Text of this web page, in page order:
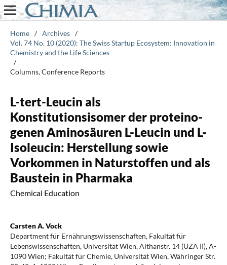
Home / Archives /
Vol. 74 No. 10 (2020): The Swiss Startup Ecosystem: Innovation in
Chemistry and the Life Sciences
/
Columns, Conference Reports
L-tert-Leucin als
Konstitutionsisomer der proteino-
genen Aminosäuren L-Leucin und L-
Isoleucin: Herstellung sowie
Vorkommen in Naturstoffen und als
Baustein in Pharmaka
Chemical Education
Carsten A. Vock
Department für Ernährungswissenschaften, Fakultät für
Lebenswissenschaften, Universität Wien, Althanstr. 14 (UZA II), A-
1090 Wien; Fakultät für Chemie, Universität Wien, Währinger Str.